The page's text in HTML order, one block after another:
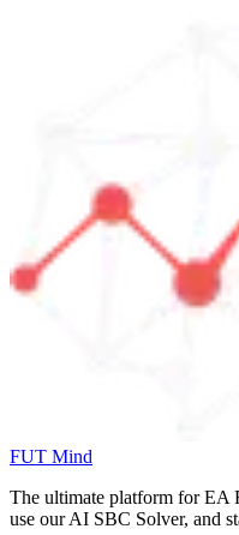
FUT Mind
The ultimate platform for EA
use our AI SBC Solver, and